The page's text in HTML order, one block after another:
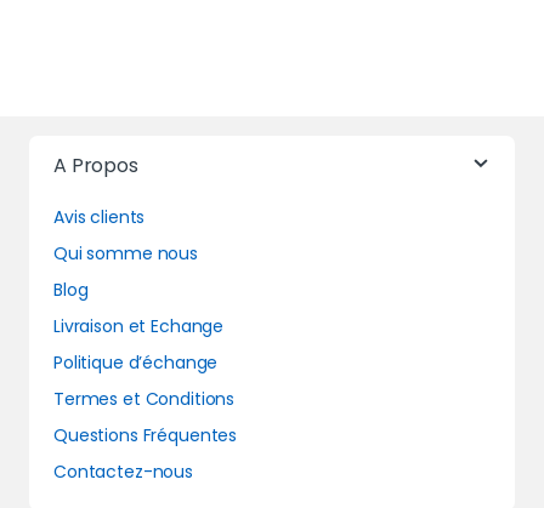
A Propos
Avis clients
Qui somme nous
Blog
Livraison et Echange
Politique d’échange
Termes et Conditions
Questions Fréquentes
Contactez-nous